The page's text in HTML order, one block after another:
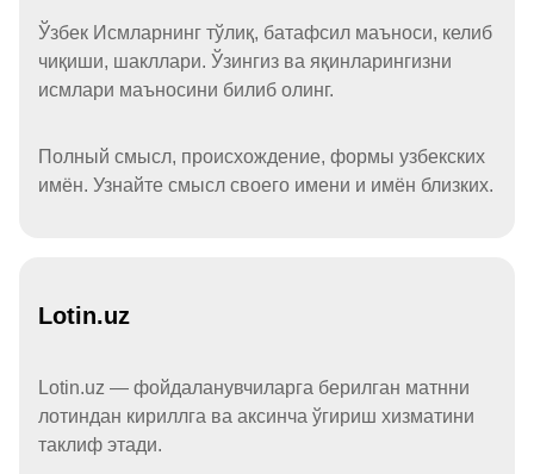
Ўзбек Исмларнинг тўлиқ, батафсил маъноси, келиб
чиқиши, шакллари. Ўзингиз ва яқинларингизни
исмлари маъносини билиб олинг.
Полный смысл, происхождение, формы узбекских
имён. Узнайте смысл своего имени и имён близких.
Lotin.uz
Lotin.uz — фойдаланувчиларга берилган матнни
лотиндан кириллга ва аксинча ўгириш хизматини
таклиф этади.